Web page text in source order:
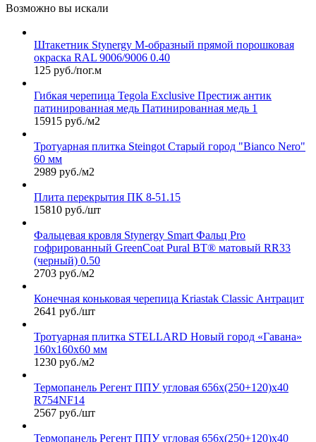
Возможно вы искали
Штакетник Stynergy М-образный прямой порошковая
окраска RAL 9006/9006 0.40
125 руб./пог.м
Гибкая черепица Tegola Exclusive Престиж антик
патинированная медь Патинированная медь 1
15915 руб./м2
Тротуарная плитка Steingot Старый город "Bianco Nero"
60 мм
2989 руб./м2
Плита перекрытия ПК 8-51.15
15810 руб./шт
Фальцевая кровля Stynergy Smart Фальц Pro
гофрированный GreenCoat Pural BT® матовый RR33
(черный) 0.50
2703 руб./м2
Конечная коньковая черепица Kriastak Classic Антрацит
2641 руб./шт
Тротуарная плитка STELLARD Новый город «Гавана»
160х160х60 мм
1230 руб./м2
Термопанель Регент ППУ угловая 656х(250+120)х40
R754NF14
2567 руб./шт
Термопанель Регент ППУ угловая 656х(250+120)х40